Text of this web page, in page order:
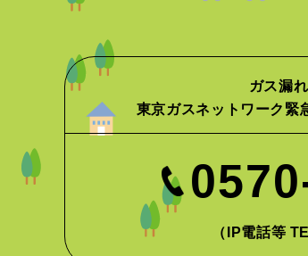
ガス漏
東京ガスネットワーク緊
（IP電話等